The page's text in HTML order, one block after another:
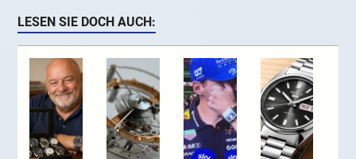
LESEN SIE DOCH AUCH: